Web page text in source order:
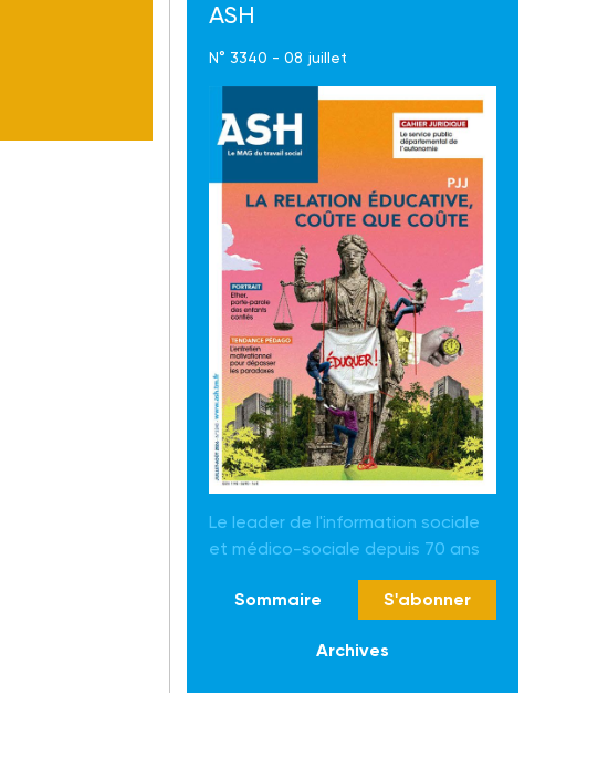
ASH
N° 3340 - 08 juillet
Le leader de l'information sociale
et médico-sociale depuis 70 ans
Sommaire S'abonner
Archives